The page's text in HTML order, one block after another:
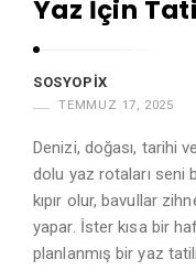
Yaz İçin
SOSYOPIX
TEMMUZ 17, 2025
Denizi, doğası, tarihi
dolu yaz rotaları seni
kıpır olur, bavullar
yapar. İster kısa bir
planlanmış bir yaz